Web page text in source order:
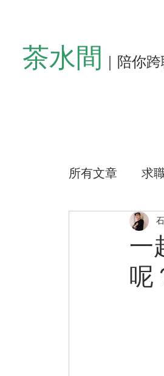
茶水間 ｜陪你
所有文章 求
懶人沙發
公益路上
一
呢